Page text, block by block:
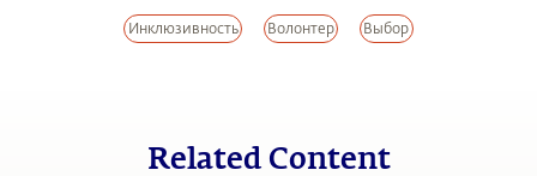
Инклюзивность Волонтер Выбор
Related Content